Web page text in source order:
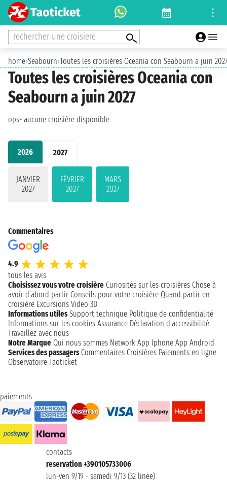
rechercher une croisiere
home›Seabourn›Toutes les croisières Oceania con Seabourn a juin
Toutes les croisières Oceania con
Seabourn a juin 2027
2026 2027
JANVIER
2027
FÉVRIER
2027
MARS
2027
ops- aucune croisière disponible
Commentaires
4.9
tous les avis
Choisissez vous votre croisière Curiosités sur les croisières Chose à
avoir d’abord partir Conseils pour votre croisière Quand partir en
croisière Excursions Video 3D
Informations utiles Support technique Politique de confidentialité
Informations sur les cookies Assurance Déclaration d’accessibilité
Travaillez avec nous
Notre Marque Qui nous sommes Network App Iphone App Android
Services des passagers Commentaires Croisières Paiements en ligne
Observatoire Taoticket
paiements
contacts
reservation +390105733006
lun-ven 9/19 - samedi 9/13 (32 linee)